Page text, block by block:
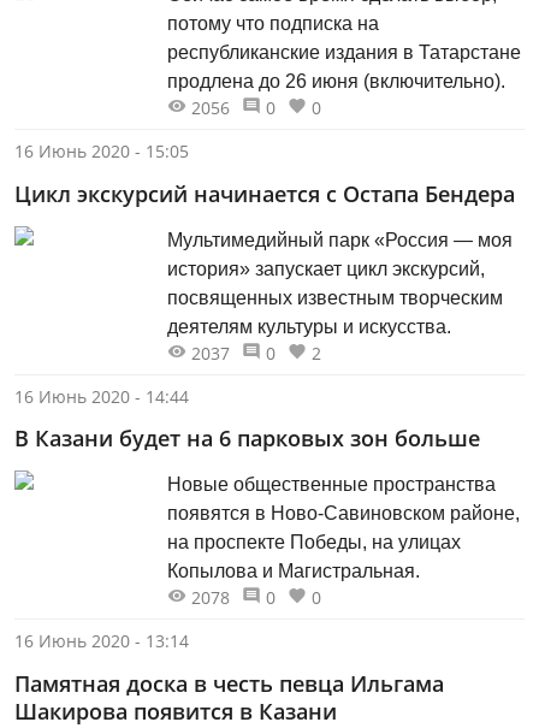
потому что подписка на
республиканские издания в Татарстане
продлена до 26 июня (включительно).
2056 0
0
16 Июнь 2020 - 15:05
Цикл экскурсий начинается с Остапа Бендера
Мультимедийный парк «Россия — моя
история» запускает цикл экскурсий,
посвященных известным творческим
деятелям культуры и искусства.
2037 0
2
16 Июнь 2020 - 14:44
В Казани будет на 6 парковых зон больше
Новые общественные пространства
появятся в Ново-Савиновском районе,
на проспекте Победы, на улицах
Копылова и Магистральная.
2078 0
0
16 Июнь 2020 - 13:14
Памятная доска в честь певца Ильгама
Шакирова появится в Казани